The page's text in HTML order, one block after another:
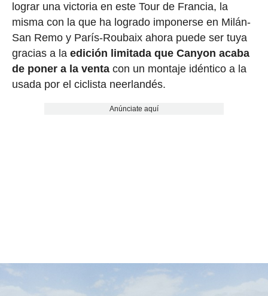
lograr una victoria en este Tour de Francia, la
misma con la que ha logrado imponerse en Milán-
San Remo y París-Roubaix ahora puede ser tuya
gracias a la edición limitada que Canyon acaba
de poner a la ventacon un montaje idéntico a la
usada por el ciclista neerlandés.
Anúnciate aquí